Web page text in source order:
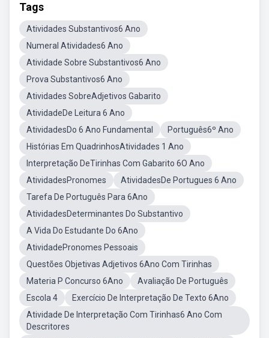
Tags
Atividades Substantivos6 Ano
Numeral Atividades6 Ano
Atividade Sobre Substantivos6 Ano
Prova Substantivos6 Ano
Atividades SobreAdjetivos Gabarito
AtividadeDe Leitura 6 Ano
AtividadesDo 6 Ano Fundamental
Português6º Ano
Histórias Em QuadrinhosAtividades 1 Ano
Interpretação DeTirinhas Com Gabarito 6O Ano
AtividadesPronomes
AtividadesDe Portugues 6 Ano
Tarefa De Português Para 6Ano
AtividadesDeterminantes Do Substantivo
A Vida Do Estudante Do 6Ano
AtividadePronomes Pessoais
Questões Objetivas Adjetivos 6Ano Com Tirinhas
Materia P Concurso 6Ano
Avaliação De Português
Escola 4
Exercício De Interpretação De Texto 6Ano
Atividade De Interpretação Com Tirinhas6 Ano Com
Descritores